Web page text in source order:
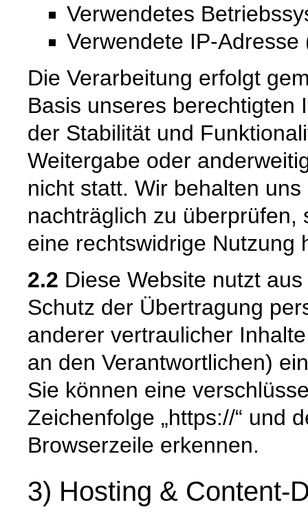
Verwendetes
Verwendete IP-
Die Verarbeitung erfolgt
Basis unseres berechtigten
der Stabilität und
Weitergabe oder
nicht statt. Wir behalten
nachträglich zu überprüfen,
eine rechtswidrige Nutzung
2.2 Diese Website nutzt
Schutz der Übertragung
anderer vertraulicher
an den Verantwortlichen)
Sie können eine
Zeichenfolge „https://“ und
Browserzeile erkennen.
3) Hosting & Content-